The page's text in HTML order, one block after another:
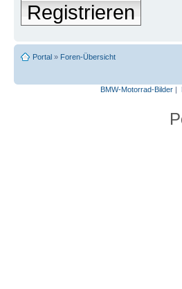
Registrieren
Portal » Foren-Übersicht
BMW-Motorrad-Bilder|